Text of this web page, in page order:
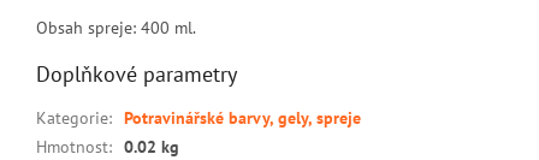
Obsah spreje: 400 ml.
Doplňkové parametry
Kategorie: Potravinářské barvy, gely, spreje
Hmotnost: 0.02 kg